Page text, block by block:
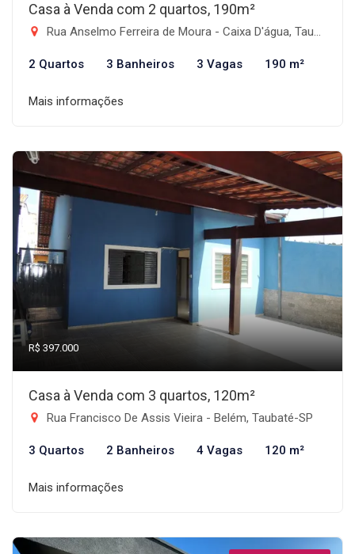
Casa à Venda com 2 quartos, 190m²
Rua Anselmo Ferreira de Moura - Caixa D'água, Taubaté-SP
2 Quartos 3 Banheiros 3 Vagas 190 m²
Mais informações
R$ 397.000
Casa à Venda com 3 quartos, 120m²
Rua Francisco De Assis Vieira - Belém, Taubaté-SP
3 Quartos 2 Banheiros 4 Vagas 120 m²
Mais informações